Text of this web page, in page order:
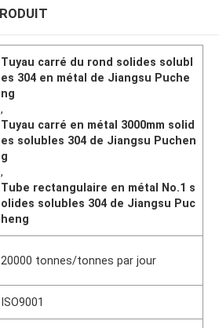
Tuyau carré du rond solides solubl
es 304 en métal de Jiangsu Puche
ng
,
Tuyau carré en métal 3000mm solid
es solubles 304 de Jiangsu Puchen
g
,
Tube rectangulaire en métal No.1 s
olides solubles 304 de Jiangsu Puc
heng
20000 tonnes/tonnes par jour
ISO9001